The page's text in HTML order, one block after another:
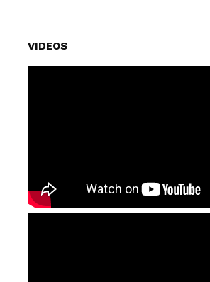
VIDEOS